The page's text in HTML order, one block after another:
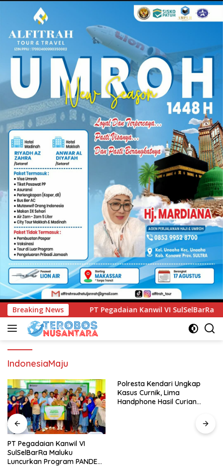
Breaking NewsKanwil VI SulSelBarRa Maluku Luncurkan Program
IndonesiaMaju
PT Pegadaian Kanwil VI
SulSelBarRa Maluku
Luncurkan Program PANDE
Polresta Kendari Ungkap
Kasus Curnik, Lima
Handphone Hasil Curian